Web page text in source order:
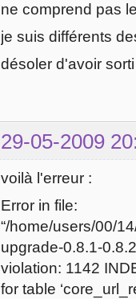
ne comprend pas
je suis différents
désoler d'avoir
29-05-2009
voilà l'erreur :
Error in file:
“/home/users/00/
upgrade-0.8.1-
violation: 1142
for table